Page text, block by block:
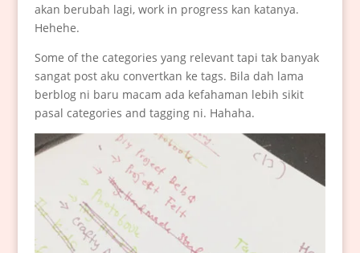
akan berubah lagi, work in progress kan katanya.
Hehehe.
Some of the categories yang relevant tapi tak banyak
sangat post aku convertkan ke tags. Bila dah lama
berblog ni baru macam ada kefahaman lebih sikit
pasal categories and tagging ni. Hahaha.